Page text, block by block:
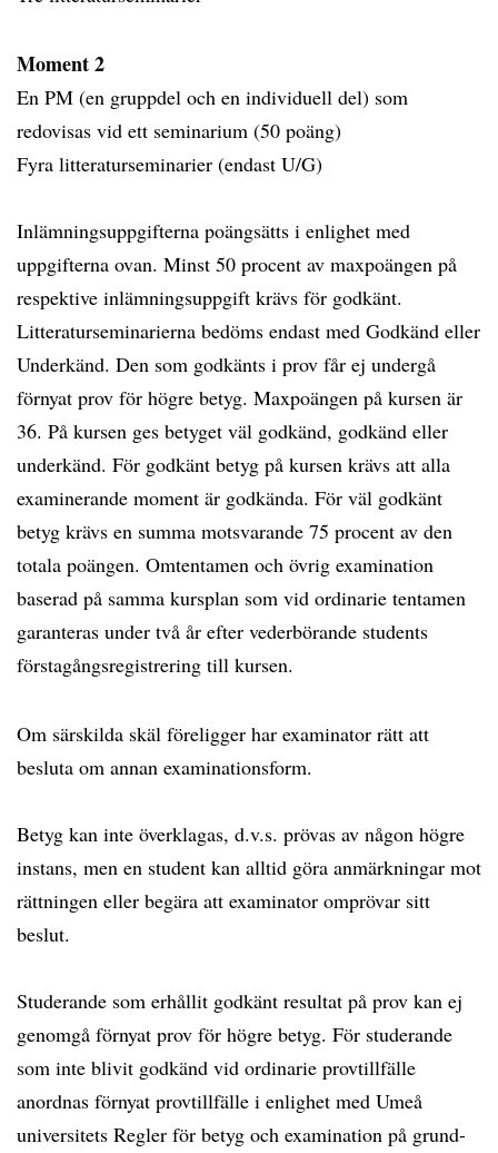
Moment 2
En PM (en gruppdel och en individuell del) som
redovisas vid ett seminarium (50 poäng)
Fyra litteraturseminarier (endast U/G)
Inlämningsuppgifterna poängsätts i enlighet med
uppgifterna ovan. Minst 50 procent av maxpoängen på
respektive inlämningsuppgift krävs för godkänt.
Litteraturseminarierna bedöms endast med Godkänd eller
Underkänd. Den som godkänts i prov får ej undergå
förnyat prov för högre betyg. Maxpoängen på kursen är
36. På kursen ges betyget väl godkänd, godkänd eller
underkänd. För godkänt betyg på kursen krävs att alla
examinerande moment är godkända. För väl godkänt
betyg krävs en summa motsvarande 75 procent av den
totala poängen. Omtentamen och övrig examination
baserad på samma kursplan som vid ordinarie tentamen
garanteras under två år efter vederbörande students
förstagångsregistrering till kursen.
Om särskilda skäl föreligger har examinator rätt att
besluta om annan examinationsform.
Betyg kan inte överklagas, d.v.s. prövas av någon högre
instans, men en student kan alltid göra anmärkningar mot
rättningen eller begära att examinator omprövar sitt
beslut.
Studerande som erhållit godkänt resultat på prov kan ej
genomgå förnyat prov för högre betyg. För studerande
som inte blivit godkänd vid ordinarie provtillfälle
anordnas förnyat provtillfälle i enlighet med Umeå
universitets Regler för betyg och examination på grund-